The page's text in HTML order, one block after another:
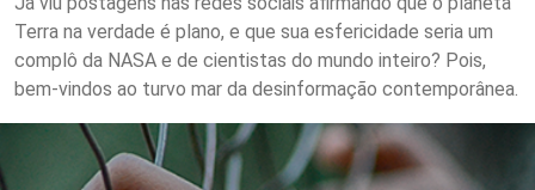
Terra na verdade é plano, e que sua esfericidade seria um
complô da NASA e de cientistas do mundo inteiro? Pois,
bem-vindos ao turvo mar da desinformação contemporânea.